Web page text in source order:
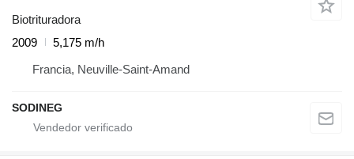
Biotrituradora
2009
5,175 m/h
Francia, Neuville-Saint-Amand
SODINEG